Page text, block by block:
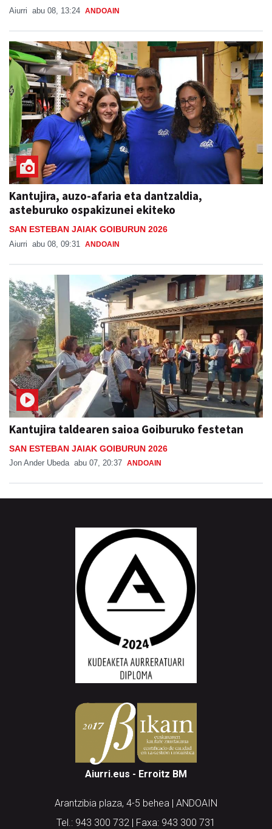
Aiurri abu 08, 13:24 ANDOAIN
Kantujira, auzo-afaria eta dantzaldia,
asteburuko ospakizunei ekiteko
SAN ESTEBAN JAIAK GOIBURUN 2026
Aiurri abu 08, 09:31 ANDOAIN
Kantujira taldearen saioa Goiburuko festetan
SAN ESTEBAN JAIAK GOIBURUN 2026
Jon Ander Ubeda abu 07, 20:37 ANDOAIN
Aiurri.eus - Erroitz BM
Arantzibia plaza, 4-5 behea | ANDOAIN
Tel.: 943 300 732 | Faxa: 943 300 731